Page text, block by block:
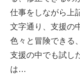
仕事をしながら上
文字通り、支援の
色々と冒険できる
支援の中でも試し
は…